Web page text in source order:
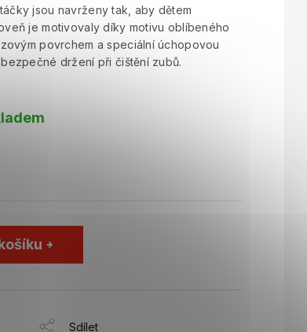
jsou navrženy tak, aby dětem
je motivovaly díky motivu oblíbeného
povrchem a speciální úchopovou
držení při čištění zubů.
Sdílet